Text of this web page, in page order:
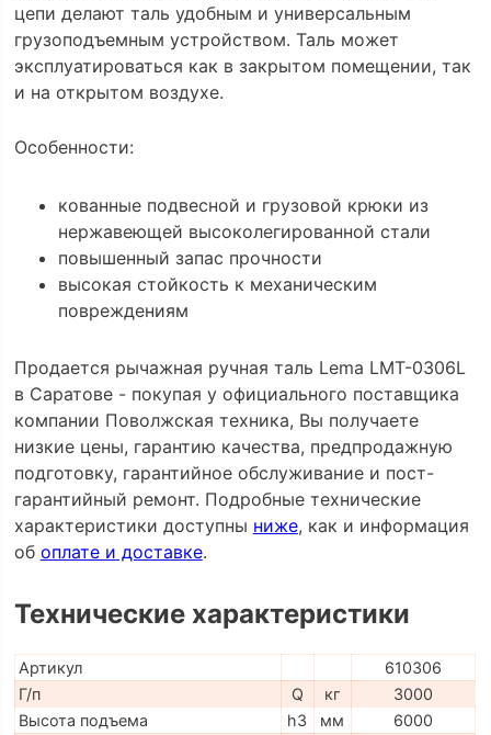
цепи делают таль удобным и универсальным
грузоподъемным устройством. Таль может
эксплуатироваться как в закрытом помещении, так
и на открытом воздухе.
Особенности:
кованные подвесной и грузовой крюки из
нержавеющей высоколегированной стали
повышенный запас прочности
высокая стойкость к механическим
повреждениям
Продается рычажная ручная таль Lema LMT-0306L
в Саратове - покупая у официального поставщика
компании Поволжская техника, Вы получаете
низкие цены, гарантию качества, предпродажную
подготовку, гарантийное обслуживание и пост-
гарантийный ремонт. Подробные технические
характеристики доступны ниже, как и информация
об оплате и доставке.
Технические характеристики
Артикул
610306
Г/п
Q кг
3000
Высота подъема
h3 мм
6000